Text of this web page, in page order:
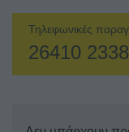
Τηλεφωνικές
26410